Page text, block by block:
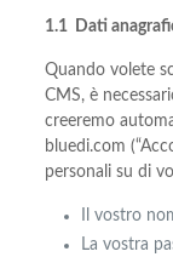
1.1 Dati
Quando volete
CMS, è
creeremo
bluedi.com
personali su di
Il vostro
La vostra